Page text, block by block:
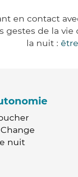
en contact
gestes de la
la nuit :
nuit